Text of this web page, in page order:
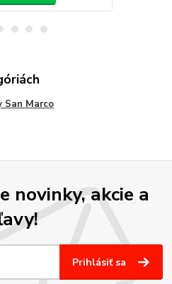
San Marco
novinky, akcie a
Prihlásiť sa